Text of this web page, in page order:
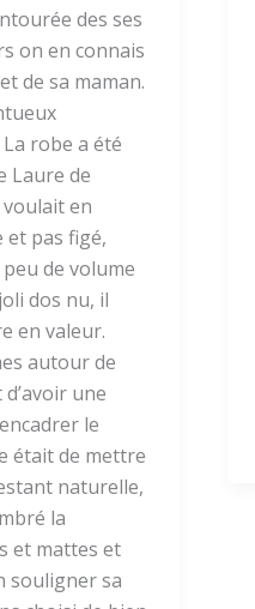
des ses
on en connais
de sa maman.
robe a été
Laure de
voulait en
pas figé,
de volume
dos nu, il
en valeur.
autour de
une
le
était de mettre
naturelle,
la
et mattes et
souligner sa